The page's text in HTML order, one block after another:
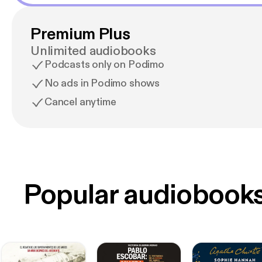
Premium Plus
Unlimited audiobooks
Podcasts only on Podimo
No ads in Podimo shows
Cancel anytime
Popular